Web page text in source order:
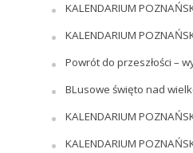
KALENDARIUM
KALENDARIUM
Powrót do przeszłości –
BLusowe święto nad
KALENDARIUM
KALENDARIUM